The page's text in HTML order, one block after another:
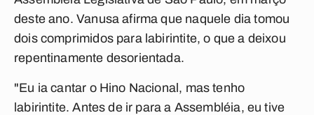
deste ano. Vanusa afirma que naquele dia tomou
dois comprimidos para labirintite, o que a deixou
repentinamente desorientada.
"Eu ia cantar o Hino Nacional, mas tenho
labirintite. Antes de ir para a Assembléia, eu tive